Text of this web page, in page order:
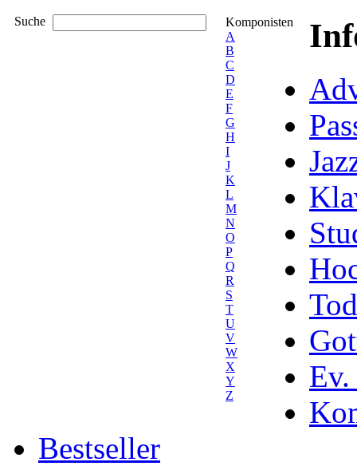
Suche
Komponisten
A
B
C
D
E
F
G
H
I
J
K
L
M
N
O
P
Q
R
S
T
U
V
W
X
Y
Z
Ev.
Bestseller